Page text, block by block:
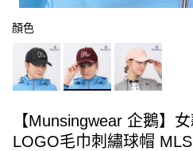
顏色
【Munsingwear 企鵝】
LOGO毛巾刺繡球帽